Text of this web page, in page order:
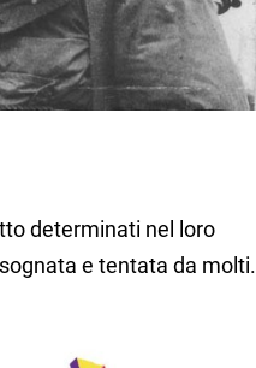
determinati nel loro
e tentata da molti.